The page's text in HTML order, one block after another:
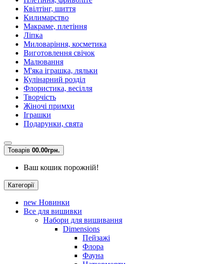
Квілтінг, шиття
Килимарство
Макраме, плетіння
Ліпка
Миловаріння, косметика
Виготовлення свічок
Малювання
М'яка іграшка, ляльки
Кулінарний розділ
Флористика, весілля
Творчість
Жіночі примхи
Іграшки
Подарунки, свята
Товарів 00.00грн.
Ваш кошик порожній!
Категорії
new Новинки
Все для вишивки
Набори для вишивання
Dimensions
Пейзажі
Флора
Фауна